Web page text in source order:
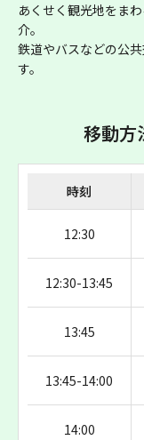
あくせく観光地をま
介。
鉄道やバスなどの公
す。
移動方
時刻
12:30
12:30-13:45
13:45
13:45-14:00
14:00